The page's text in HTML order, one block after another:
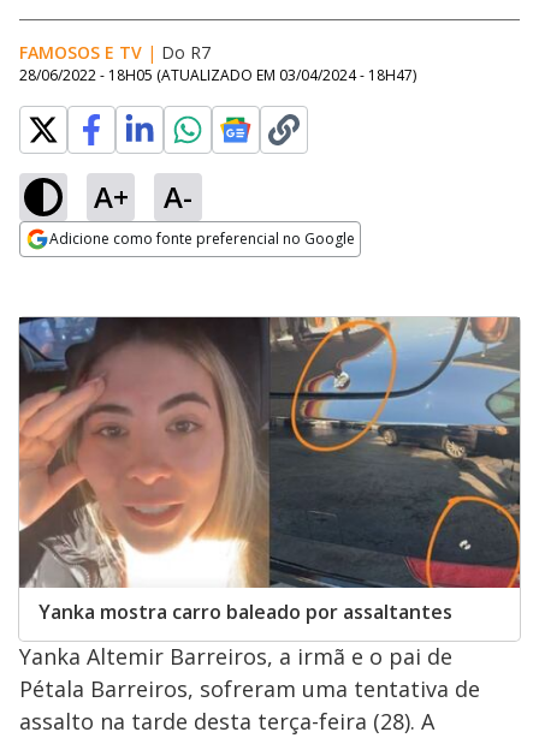
FAMOSOS E TV | Do R7
28/06/2022 - 18H05 (ATUALIZADO EM 03/04/2024 - 18H47)
A+ A-
Adicione como fonte preferencial no Google
Yanka mostra carro baleado por assaltantes
Yanka Altemir Barreiros, a irmã e o pai de
Pétala Barreiros, sofreram uma tentativa de
assalto na tarde desta terça-feira (28). A